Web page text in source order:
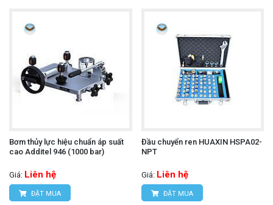
Bơm thủy lực hiệu chuẩn áp suất
cao Additel 946 (1000 bar)
Giá: Liên hệ
ĐẶT MUA
Đầu chuyển ren HUAXIN HSPA02-
NPT
Giá: Liên hệ
ĐẶT MUA